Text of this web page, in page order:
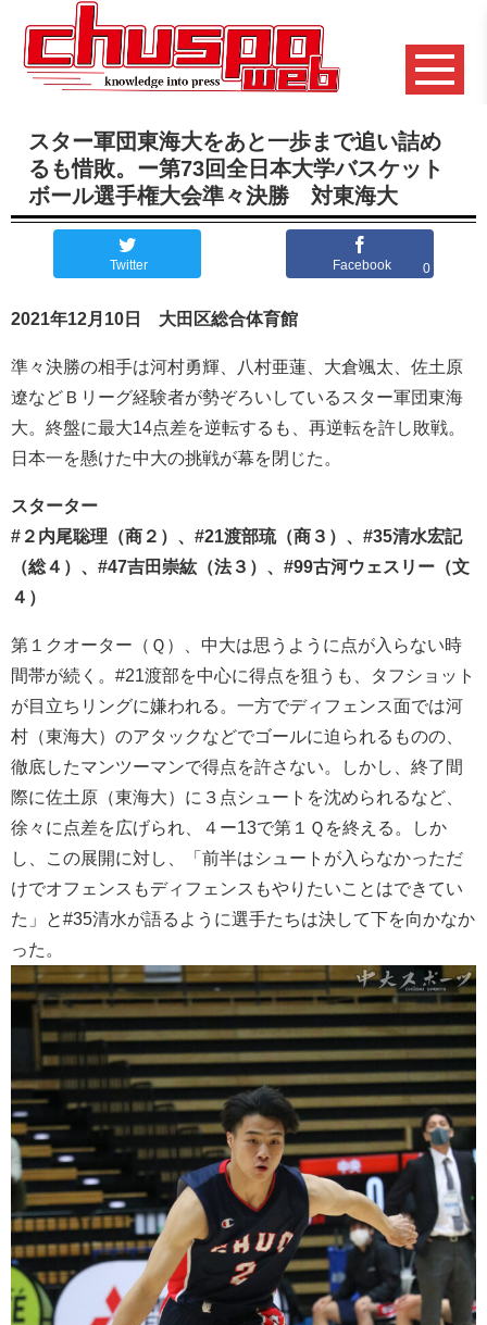
スター軍団東海大をあと一歩まで追い詰め
るも惜敗。ー第73回全日本大学バスケット
ボール選手権大会準々決勝 対東海大
Twitter Facebook 0
2021年12月10日 大田区総合体育館
準々決勝の相手は河村勇輝、八村亜蓮、大倉颯太、佐土原
遼などＢリーグ経験者が勢ぞろいしているスター軍団東海
大。終盤に最大14点差を逆転するも、再逆転を許し敗戦。
日本一を懸けた中大の挑戦が幕を閉じた。
スターター
#２内尾聡理（商２）、#21渡部琉（商３）、#35清水宏記
（総４）、#47吉田崇紘（法３）、#99古河ウェスリー（文
４）
第１クオーター（Ｑ）、中大は思うように点が入らない時
間帯が続く。#21渡部を中心に得点を狙うも、タフショット
が目立ちリングに嫌われる。一方でディフェンス面では河
村（東海大）のアタックなどでゴールに迫られるものの、
徹底したマンツーマンで得点を許さない。しかし、終了間
際に佐土原（東海大）に３点シュートを沈められるなど、
徐々に点差を広げられ、４ー13で第１Ｑを終える。しか
し、この展開に対し、「前半はシュートが入らなかっただ
けでオフェンスもディフェンスもやりたいことはできてい
た」と#35清水が語るように選手たちは決して下を向かなか
った。